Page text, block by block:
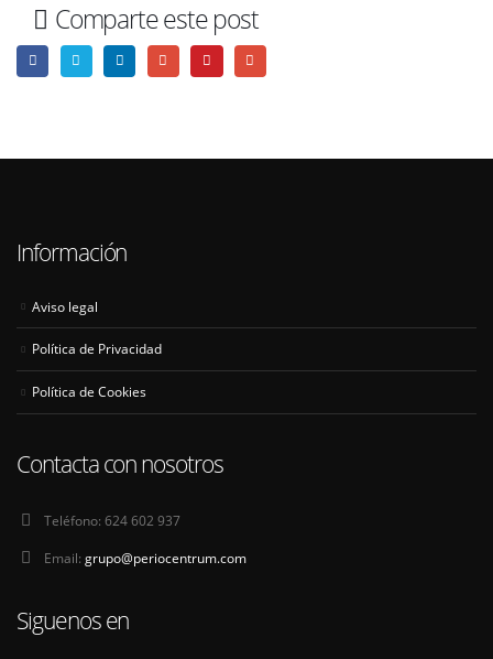
Comparte este post
Información
Aviso legal
Política de Privacidad
Política de Cookies
Contacta con nosotros
Teléfono: 624 602 937
Email: grupo@periocentrum.com
Siguenos en